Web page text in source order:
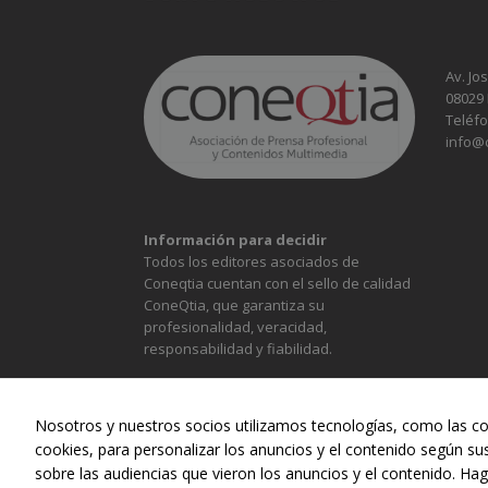
Información para decidir
Todos los editores asociados de
Coneqtia cuentan con el sello de calidad
ConeQtia, que garantiza su
profesionalidad, veracidad,
responsabilidad y fiabilidad.
Av.
ALIMENTACIÓN
Nosotros y nuestros socios utilizamos tecnologías, como las
cookies, para personalizar los anuncios y el contenido según
sobre las audiencias que vieron los anuncios y el contenido.